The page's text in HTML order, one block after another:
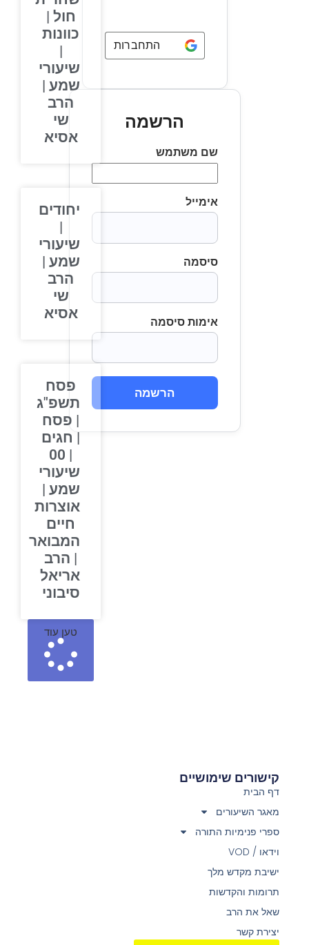
התחברות באמצעות Google
הרשמה
שם משתמש
אימייל
סיסמה
אימות סיסמה
הרשמה
חול |
כוונות
שיעורי
שמע |
הרב
שי
אסיא
יחודים
שיעורי
שמע |
הרב
שי
אסיא
פסח
תשפ"ג
| פסח
| חגים
| 00
שיעורי
שמע |
אוצרות
חיים
המבואר
| הרב
אריאל
סיבוני
טען עוד
קישורים שימושיים
דף הבית
מאגר השיעורים
ספרי פנימיות התורה
וידאו / VOD
ישיבת מקדש מלך
תרומות והקדשות
שאל את הרב
יצירת קשר